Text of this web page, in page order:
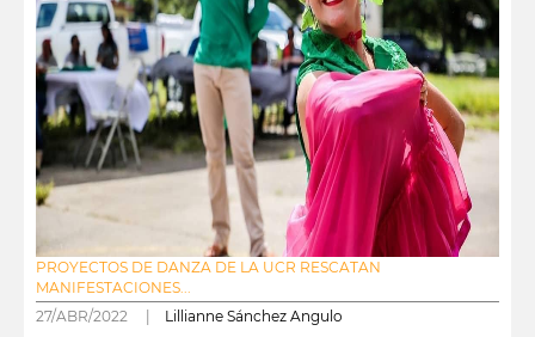
PROYECTOS DE DANZA DE LA UCR RESCATAN
MANIFESTACIONES...
27/ABR/2022 | Lillianne Sánchez Angulo